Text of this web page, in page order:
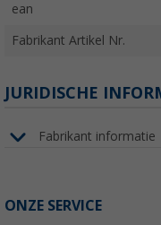
ean
Fabrikant Artikel Nr.
JURIDISCHE
Fabrikant informatie
ONZE SERVICE